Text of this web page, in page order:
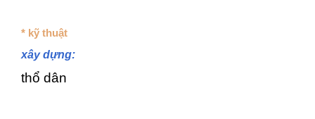
* kỹ thuật
xây dựng:
thổ dân